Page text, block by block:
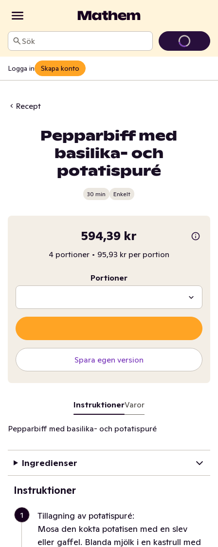
Sök
Logga in Skapa konto
Recept
Pepparbiff med
basilika- och
potatispuré
30 min Enkelt
594,39 kr
4 portioner • 95,93 kr per portion
Portioner
Spara egen version
InstruktionerVaror
Pepparbiff med basilika- och potatispuré
Ingredienser
Instruktioner
1
Tillagning av potatispuré:
Mosa den kokta potatisen med en slev
eller gaffel. Blanda mjölk i en kastrull med